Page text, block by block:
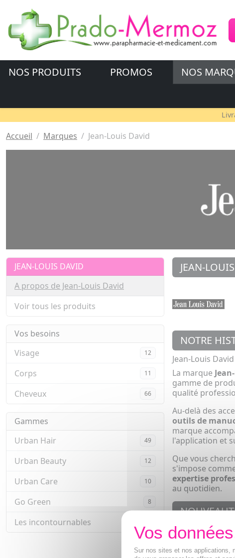
NOS PRODUITS PROMOS NOS
Accueil Marques Jean-Louis David
JEAN-LOUIS DAVID
A propos de Jean-Louis David
Voir tous les produits
Vos besoins
Visage
12
Corps 11
Cheveux 66
Gammes
Urban Hair
49
Urban Beauty 12
Urban Care 10
Go Green 8
Les incontournables
JEAN-
NOTRE
Jean-Louis
La marque
gamme de
qualité
Au-delà des
outils de
marque
l'application et
Que vous
s'impose
expertise
au quotidien.
Sur nos sites et nos applications,